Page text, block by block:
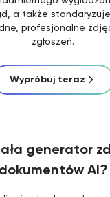
a także standaryzuje
profesjonalne
zgłoszeń.
Wypróbuj teraz
generator
dokumentów AI?